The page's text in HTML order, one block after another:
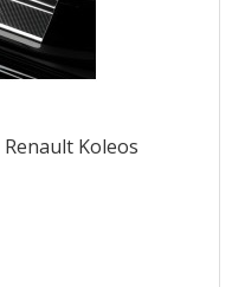
Koleos